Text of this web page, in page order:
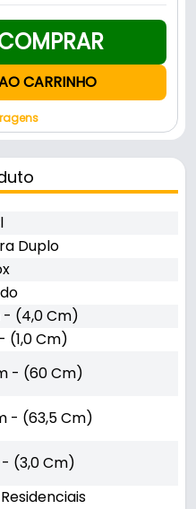
CARRINHO
Duplo
- (4,0 Cm)
(1,0 Cm)
- (60 Cm)
- (63,5 Cm)
(3,0 Cm)